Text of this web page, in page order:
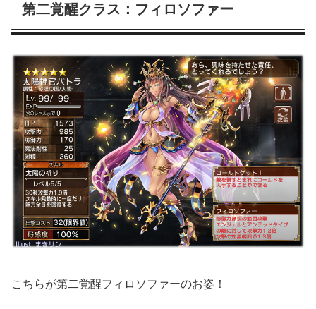
第二覚醒クラス：フィロソファー
こちらが第二覚醒フィロソファーのお姿！